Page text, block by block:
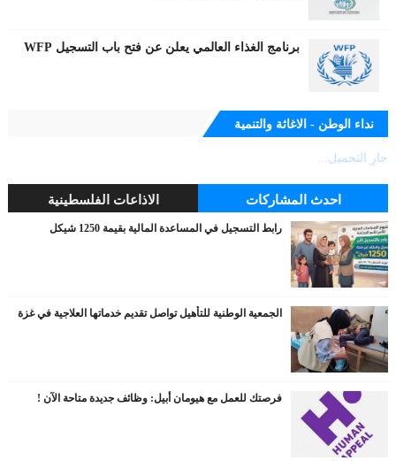
برنامج الغذاء العالمي يعلن عن فتح باب التسجيل WFP
نداء الوطن - الاغاثة والتنمية
جارٍ التحميل...
احدث المشاركات الاذاعات الفلسطينية
رابط التسجيل في المساعدة المالية بقيمة 1250 شيكل
الجمعية الوطنية للتأهيل تواصل تقديم خدماتها العلاجية في غزة
فرصتك للعمل مع هيومان أبيل: وظائف جديدة متاحة الآن !